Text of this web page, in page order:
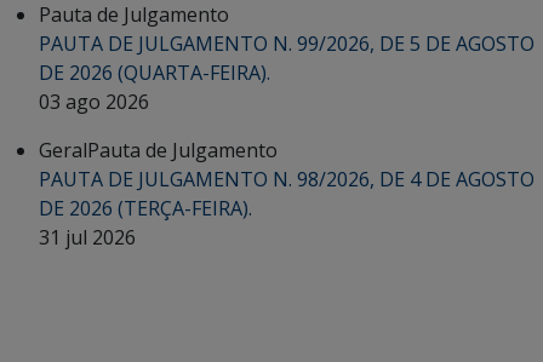
Pauta de Julgamento
PAUTA DE JULGAMENTO N. 99/2026, DE 5 DE AGOSTO
DE 2026 (QUARTA-FEIRA).
03 ago 2026
GeralPauta de Julgamento
PAUTA DE JULGAMENTO N. 98/2026, DE 4 DE AGOSTO
DE 2026 (TERÇA-FEIRA).
31 jul 2026